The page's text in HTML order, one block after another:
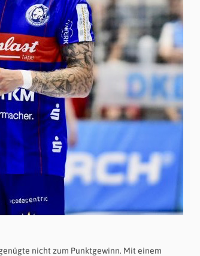
nicht zum Punktgewinn. Mit einem